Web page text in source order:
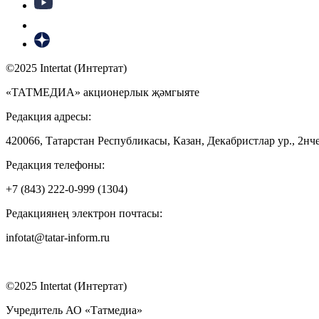
©2025 Intertat (Интертат)
«ТАТМЕДИА» акционерлык җәмгыяте
Редакция адресы:
420066, Татарстан Республикасы, Казан, Декабристлар ур.,
Редакция телефоны:
+7 (843) 222-0-999 (1304)
Редакциянең электрон почтасы:
infotat@tatar-inform.ru
©2025 Intertat (Интертат)
Учредитель АО «Татмедиа»